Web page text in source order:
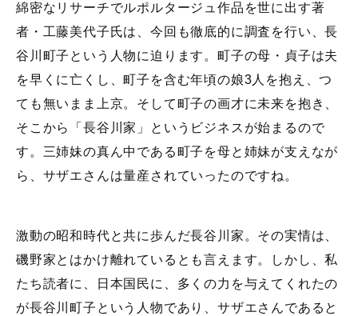
綿密なリサーチでルポルタージュ作品を世に出す著
者・工藤美代子氏は、今回も徹底的に調査を行い、長
谷川町子という人物に迫ります。町子の母・貞子は夫
を早くに亡くし、町子を含む年頃の娘3人を抱え、つ
ても無いまま上京。そして町子の画才に未来を抱き、
そこから「長谷川家」というビジネスが始まるので
す。三姉妹の真ん中である町子を母と姉妹が支えなが
ら、サザエさんは量産されていったのですね。
激動の昭和時代と共に歩んだ長谷川家。その実情は、
磯野家とはかけ離れているとも言えます。しかし、私
たち読者に、日本国民に、多くの力を与えてくれたの
が長谷川町子という人物であり、サザエさんであると